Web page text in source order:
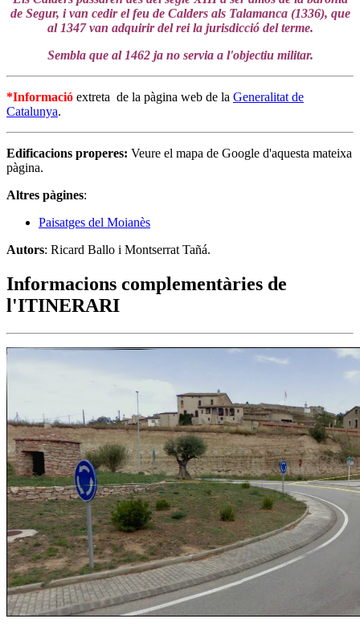
de Segur, i van cedir el feu de Calders als Talamanca (1336), que
al 1347 van adquirir del rei la jurisdicció del terme.
Sembla que al 1462 ja no servia a l'objectiu militar.
*Informació extreta de la pàgina web de la Generalitat de
Catalunya.
Edificacions properes: Veure el mapa de Google d'aquesta mateixa
pàgina.
Altres pàgines:
Paisatges del Moianès
Autors: Ricard Ballo i Montserrat Tañá.
Informacions complementàries de
l'ITINERARI